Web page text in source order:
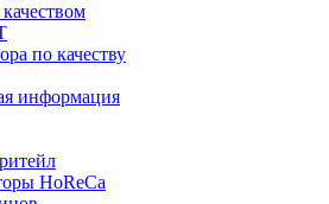
по качеству
информация
HoReCa